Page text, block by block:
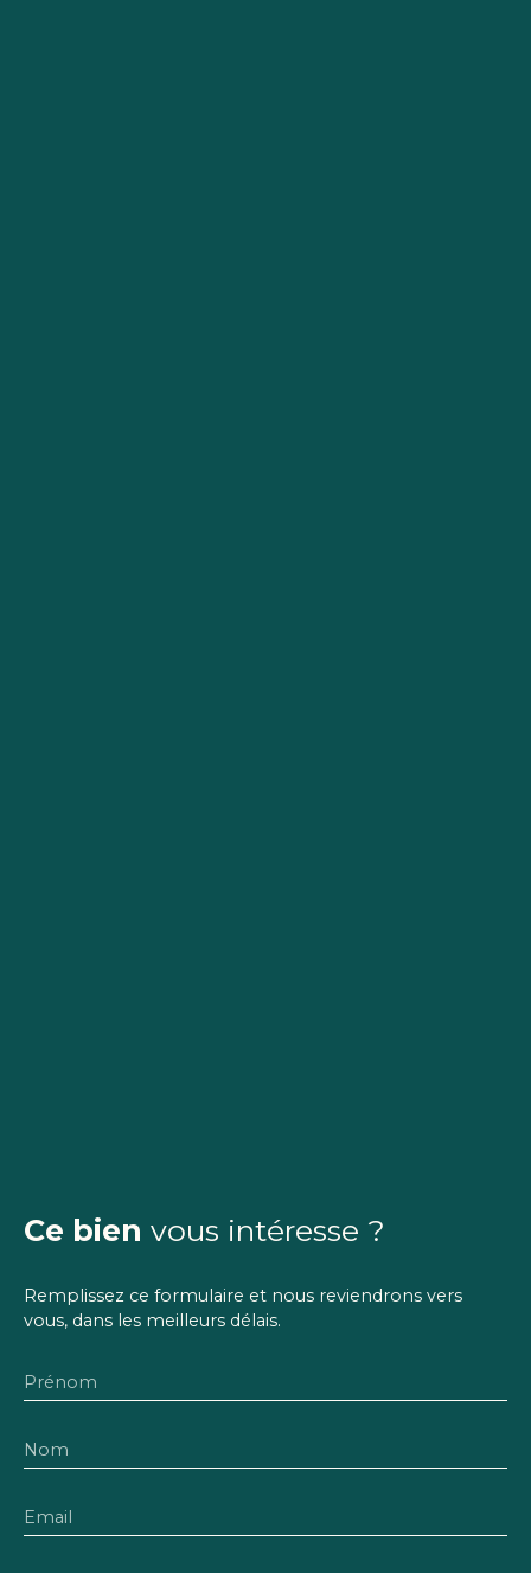
Ce bien vous intéresse ?
Remplissez ce formulaire et nous reviendrons vers
vous, dans les meilleurs délais.
Prénom
Nom
Email